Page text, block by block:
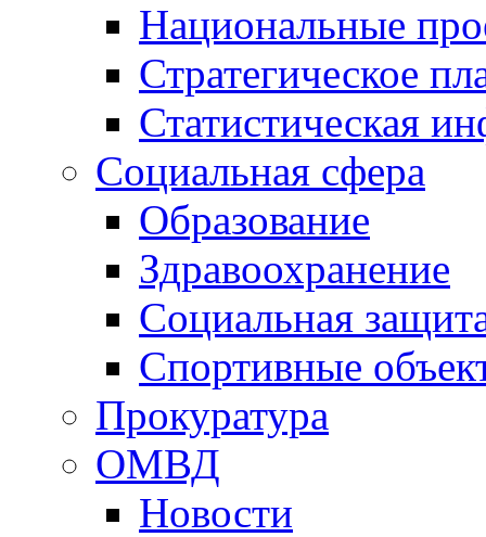
Национальные
Стратегическое
Статистическая
Социальная сфера
Образование
Здравоохранение
Социальная
Спортивные
Прокуратура
ОМВД
Новости